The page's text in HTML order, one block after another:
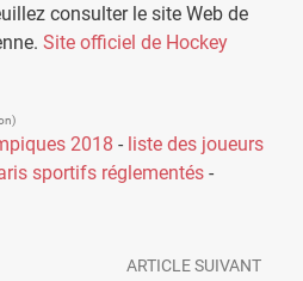
consulter le site Web de
Site officiel de Hockey
2018 - liste des joueurs
sportifs réglementés -
ARTICLE SUIVANT